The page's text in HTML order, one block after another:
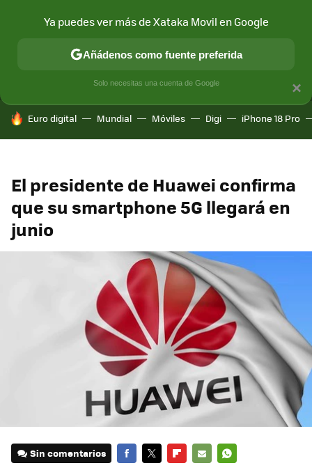
MÓVIL Y SOCIEDAD APLICACIONES
HOY SE HABLA DE
Euro digital Mundial Móviles Digi iPhone 18 Pro
El presidente de Huawei confirma
que su smartphone 5G llegará en
junio
Sin comentarios
×
Ya puedes ver más de Xataka Movil en Google
Añádenos como fuente preferida
Solo necesitas una cuenta de Google